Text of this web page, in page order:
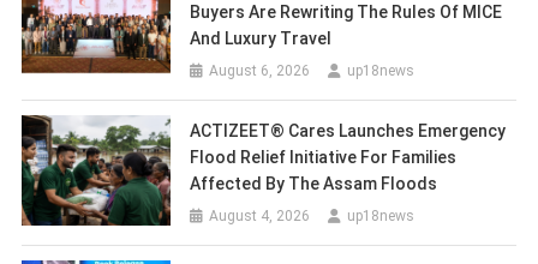
Buyers Are Rewriting The Rules Of MICE
And Luxury Travel
August 6, 2026 up18news
ACTIZEET® Cares Launches Emergency
Flood Relief Initiative For Families
Affected By The Assam Floods
August 4, 2026 up18news